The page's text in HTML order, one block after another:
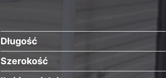
Długość
Szerokość